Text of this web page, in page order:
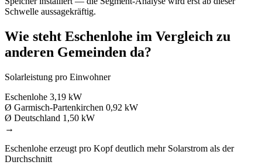
Schwelle aussagekräftig.
Wie steht Eschenlohe im Vergleich zu
anderen Gemeinden da?
Solarleistung pro Einwohner
Eschenlohe 3,19 kW
Ø Garmisch-Partenkirchen 0,92 kW
Ø Deutschland 1,50 kW
→
Eschenlohe erzeugt pro Kopf deutlich mehr Solarstrom als der
Durchschnitt